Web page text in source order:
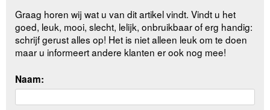
Graag horen wij wat u van dit artikel vindt. Vindt u het
goed, leuk, mooi, slecht, lelijk, onbruikbaar of erg handig:
schrijf gerust alles op! Het is niet alleen leuk om te doen
maar u informeert andere klanten er ook nog mee!
Naam: